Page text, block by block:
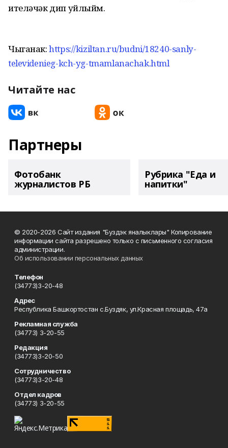
ителәчәк дип уйлыйм.
Чыганак:https://kiziltan.ru/budni/18240-sanly-
televidenieg-kch-yg-tmamlanachak.html
Читайте нас
Партнеры
Фотобанк
журналистов РБ
Рубрика "Еда и
напитки"
© 2020-2026 Сайт издания "Буздэк яналыклары" Копирование
информации сайта разрешено только с письменного согласия
администрации.
Об использовании персональных данных
Телефон
(34773)3-20-48
Адрес
Республика Башкортостан с.Буздяк, ул.Красная площадь, 47а
Рекламная служба
(34773) 3-20-55
Редакция
(34773)3-20-50
Сотрудничество
(34773)3-20-48
Отдел кадров
(34773) 3-20-55